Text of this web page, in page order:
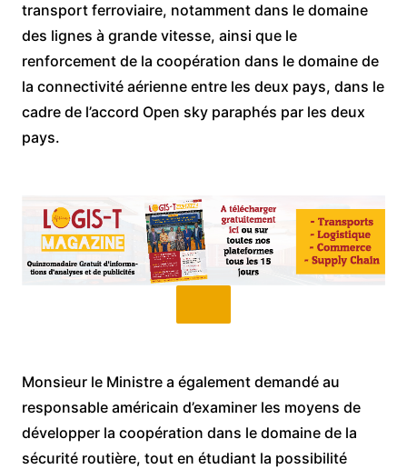
transport ferroviaire, notamment dans le domaine
des lignes à grande vitesse, ainsi que le
renforcement de la coopération dans le domaine de
la connectivité aérienne entre les deux pays, dans le
cadre de l’accord Open sky paraphés par les deux
pays.
Monsieur le Ministre a également demandé au
responsable américain d’examiner les moyens de
développer la coopération dans le domaine de la
sécurité routière, tout en étudiant la possibilité